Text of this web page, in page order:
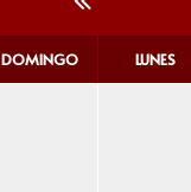
DOMINGO LUNES